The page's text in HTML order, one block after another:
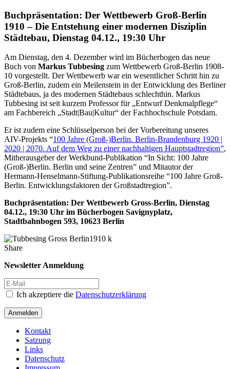
Buchpräsentation: Der Wettbewerb Groß-Berlin
1910 – Die Entstehung einer modernen Disziplin
Städtebau, Dienstag 04.12., 19:30 Uhr
Am Dienstag, den 4. Dezember wird im Bücherbogen das neue
Buch von Markus Tubbesing zum Wettbewerb Groß-Berlin 1908-
10 vorgestellt. Der Wettbewerb war ein wesentlicher Schritt hin zu
Groß-Berlin, zudem ein Meilenstein in der Entwicklung des Berliner
Städtebaus, ja des modernen Städtebaus schlechthin. Markus
Tubbesing ist seit kurzem Professor für „Entwurf Denkmalpflege“
am Fachbereich „Stadt|Bau|Kultur“ der Fachhochschule Potsdam.
Er ist zudem eine Schlüsselperson bei der Vorbereitung unseres
AIV-Projekts “100 Jahre (Groß-)Berlin. Berlin-Brandenburg 1920 |
2020 | 2070. Auf dem Weg zu einer nachhaltigen Hauptstadtregion”,
Mitherausgeber der Werkbund-Publikation “In Sicht: 100 Jahre
(Groß-)Berlin. Berlin und seine Zentren” und Mitautor der
Hermann-Henselmann-Stiftung-Publikationsreihe “100 Jahre Groß-
Berlin. Entwicklungsfaktoren der Großstadtregion”.
Buchpräsentation: Der Wettbewerb Gross-Berlin, Dienstag
04.12., 19:30 Uhr im Bücherbogen Savignyplatz,
Stadtbahnbogen 593, 10623 Berlin
Share
Newsletter Anmeldung
Ich akzeptiere die Datenschutzerklärung
Anmelden
Kontakt
Satzung
Links
Datenschutz